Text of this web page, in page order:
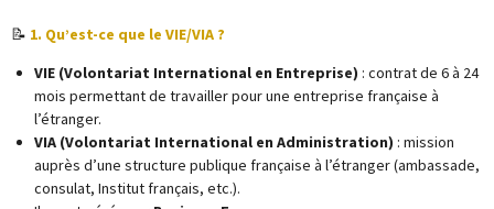
📝 1. Qu’est-ce que le VIE/VIA ?
VIE (Volontariat International en Entreprise) : contrat de 6 à 24
mois permettant de travailler pour une entreprise française à
l’étranger.
VIA (Volontariat International en Administration) : mission
auprès d’une structure publique française à l’étranger (ambassade,
consulat, Institut français, etc.).